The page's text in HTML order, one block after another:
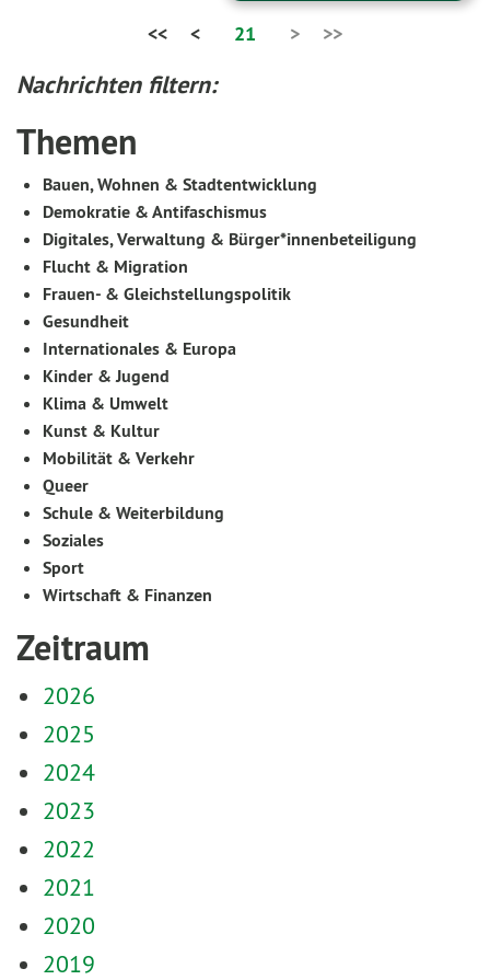
<<
< 21 > >>
Nachrichten filtern:
Themen
Bauen, Wohnen & Stadtentwicklung
Demokratie & Antifaschismus
Digitales, Verwaltung & Bürger*innenbeteiligung
Flucht & Migration
Frauen- & Gleichstellungspolitik
Gesundheit
Internationales & Europa
Kinder & Jugend
Klima & Umwelt
Kunst & Kultur
Mobilität & Verkehr
Queer
Schule & Weiterbildung
Soziales
Sport
Wirtschaft & Finanzen
Zeitraum
2026
2025
2024
2023
2022
2021
2020
2019